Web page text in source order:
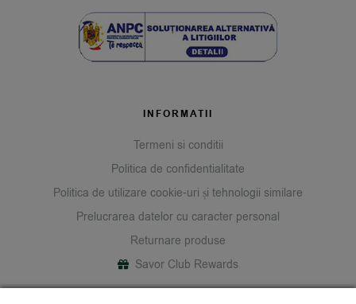
INFORMATII
Termeni si conditii
Politica de confidentialitate
Politica de utilizare cookie-uri și tehnologii similare
Prelucrarea datelor cu caracter personal
Returnare produse
Savor Club Rewards